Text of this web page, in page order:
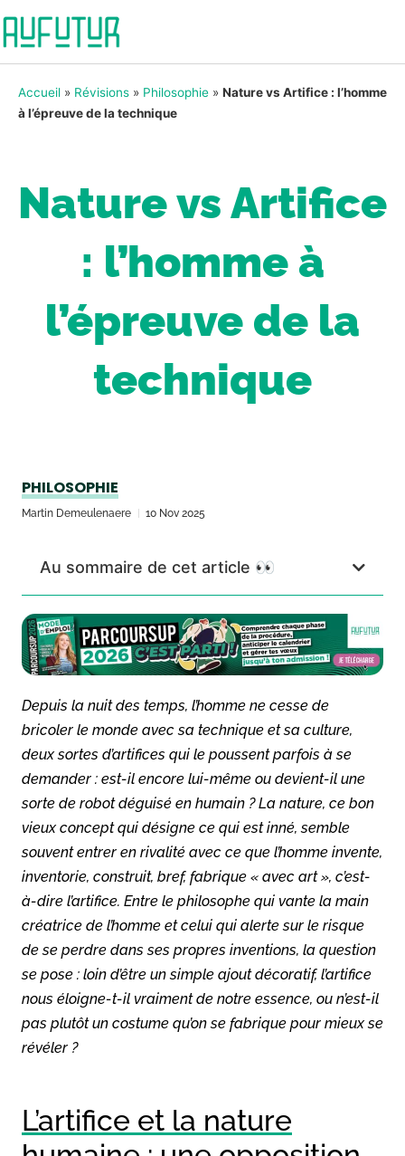
Accueil » Révisions » Philosophie » Nature vs Artifice : l’homme
à l’épreuve de la technique
Nature vs Artifice
: l’homme à
l’épreuve de la
technique
PHILOSOPHIE
Martin Demeulenaere 10 Nov 2025
Au sommaire de cet article 👀
Depuis la nuit des temps, l’homme ne cesse de
bricoler le monde avec sa technique et sa culture,
deux sortes d’artifices qui le poussent parfois à se
demander : est-il encore lui-même ou devient-il une
sorte de robot déguisé en humain ? La nature, ce bon
vieux concept qui désigne ce qui est inné, semble
souvent entrer en rivalité avec ce que l’homme invente,
inventorie, construit, bref, fabrique « avec art », c’est-
à-dire l’artifice. Entre le philosophe qui vante la main
créatrice de l’homme et celui qui alerte sur le risque
de se perdre dans ses propres inventions, la question
se pose : loin d’être un simple ajout décoratif, l’artifice
nous éloigne-t-il vraiment de notre essence, ou n’est-il
pas plutôt un costume qu’on se fabrique pour mieux se
révéler ?
L’artifice et la nature